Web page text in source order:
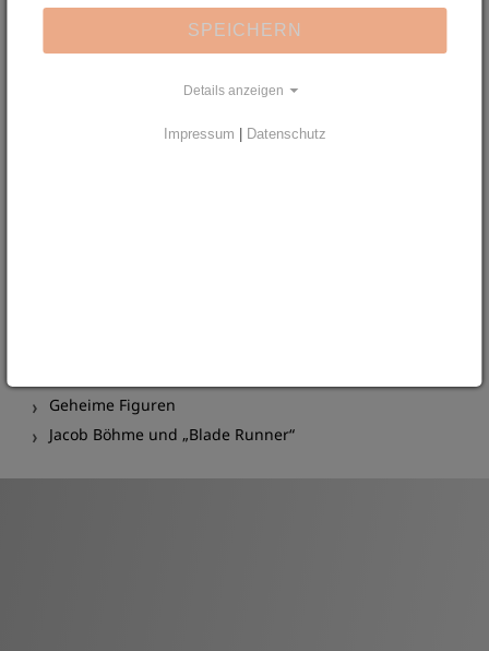
Wer war Jacob Böhme?
Was fasziniert so stark an Jacob Böhme?
Schicksal der Schriften in der NS-Zeit
Auf Böhmes Spuren in Görlitz
Geheime Figuren
Jacob Böhme und „Blade Runner“
SPEICHERN
Details anzeigen
Impressum Datenschutz